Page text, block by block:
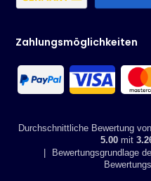
Zahlungsmöglichkeiten
Durchschnittliche Bewertung
5.00 mit
Bewertungsgrundlage